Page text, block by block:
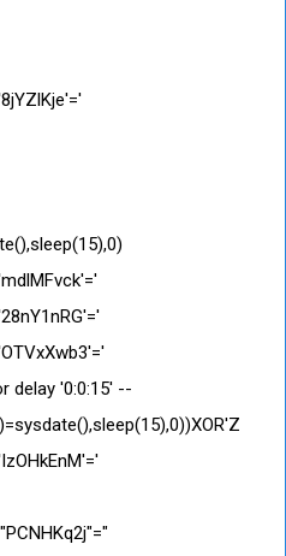
delay '0:0:15' --